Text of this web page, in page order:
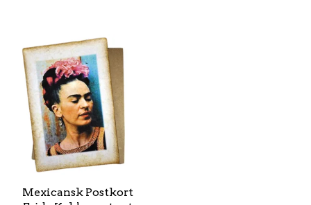
Mexicansk Postkort